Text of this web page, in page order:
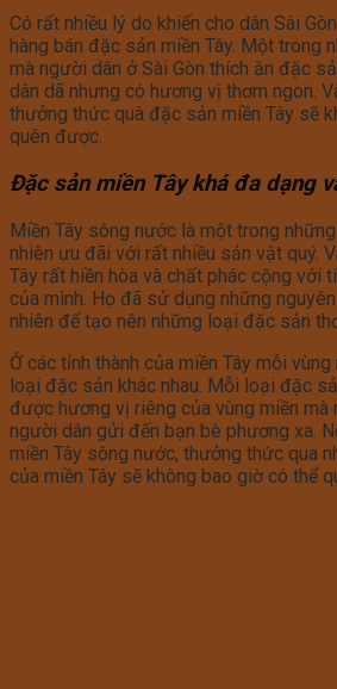
Có rất nhiều lý do khiến cho dân Sài
hàng bán đặc sản miền Tây. Một trong
mà người dân ở Sài Gòn thích ăn đặc
dân dã nhưng có hương vị thơm ngon.
thưởng thức quà đặc sản miền Tây sẽ
quên được.
Đặc sản miền Tây khá đa dạng
Miền Tây sông nước là một trong
nhiên ưu đãi với rất nhiều sản vật quý.
Tây rất hiền hòa và chất phác cộng với
của mình. Họ đã sử dụng những
nhiên để tạo nên những loại đặc sản
Ở các tỉnh thành của miền Tây mỗi
loại đặc sản khác nhau. Mỗi loại đặc
được hương vị riêng của vùng miền mà
người dân gửi đến bạn bè phương xa.
miền Tây sông nước, thưởng thức qua
của miền Tây sẽ không bao giờ có thể